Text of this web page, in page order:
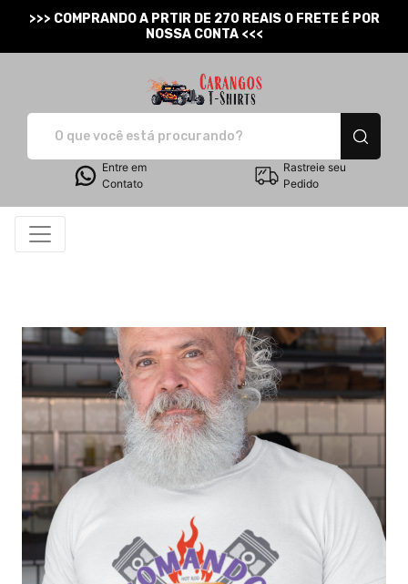
>>> COMPRANDO A PRTIR DE 270 REAIS O FRETE É POR
NOSSA CONTA <<<
Entre em
Contato
Rastreie seu
Pedido